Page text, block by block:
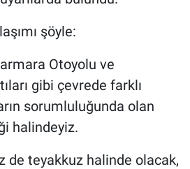
şöyle:
Otoyolu ve
gibi çevrede farklı
sorumluluğunda olan
halindeyiz.
de teyakkuz halinde olacak,